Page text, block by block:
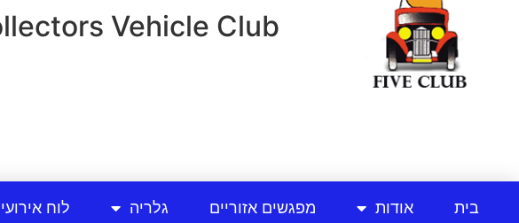
Vehicle Club
בית אודות מפגשים אזוריים גלריה לוח